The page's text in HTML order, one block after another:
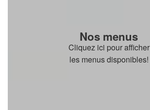
Nos menus
Cliquez ici pour afficher
les menus disponibles!